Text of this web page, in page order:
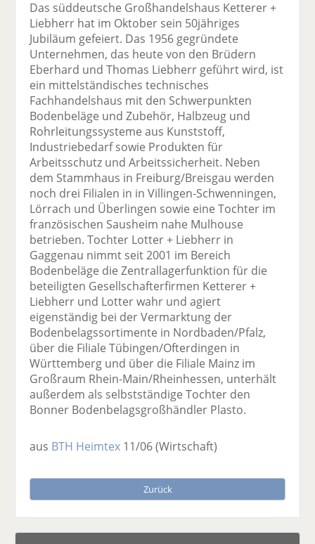
Das süddeutsche Großhandelshaus Ketterer +
Liebherr hat im Oktober sein 50jähriges
Jubiläum gefeiert. Das 1956 gegründete
Unternehmen, das heute von den Brüdern
Eberhard und Thomas Liebherr geführt wird, ist
ein mittelständisches technisches
Fachhandelshaus mit den Schwerpunkten
Bodenbeläge und Zubehör, Halbzeug und
Rohrleitungssysteme aus Kunststoff,
Industriebedarf sowie Produkten für
Arbeitsschutz und Arbeitssicherheit. Neben
dem Stammhaus in Freiburg/Breisgau werden
noch drei Filialen in in Villingen-Schwenningen,
Lörrach und Überlingen sowie eine Tochter im
französischen Sausheim nahe Mulhouse
betrieben. Tochter Lotter + Liebherr in
Gaggenau nimmt seit 2001 im Bereich
Bodenbeläge die Zentrallagerfunktion für die
beteiligten Gesellschafterfirmen Ketterer +
Liebherr und Lotter wahr und agiert
eigenständig bei der Vermarktung der
Bodenbelagssortimente in Nordbaden/Pfalz,
über die Filiale Tübingen/Ofterdingen in
Württemberg und über die Filiale Mainz im
Großraum Rhein-Main/Rheinhessen, unterhält
außerdem als selbstständige Tochter den
Bonner Bodenbelagsgroßhändler Plasto.
aus BTH Heimtex 11/06(Wirtschaft)
Zurück